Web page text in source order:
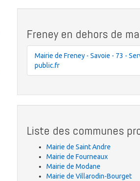
Freney en dehors de
Mairie de Freney - Savoie - 73 -
public.fr
Liste des communes
Mairie de Saint Andre
Mairie de Fourneaux
Mairie de Modane
Mairie de Villarodin-Bourget